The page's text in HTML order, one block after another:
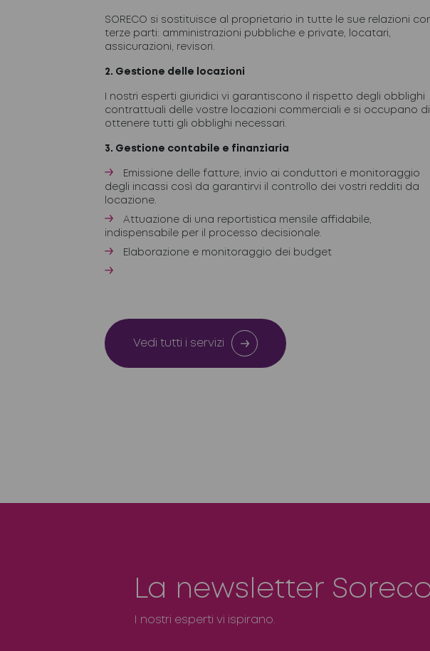
SORECO si sostituisce al proprietario in tutte le sue relazioni
terze parti: amministrazioni pubbliche e private, locatari,
assicurazioni, revisori.
2. Gestione delle locazioni
I nostri esperti giuridici vi garantiscono il rispetto degli obblighi
contrattuali delle vostre locazioni commerciali e si occupano di
ottenere tutti gli obblighi necessari.
3. Gestione contabile e finanziaria
Emissione delle fatture, invio ai conduttori e monitoraggio
degli incassi così da garantirvi il controllo dei vostri redditi da
locazione.
Attuazione di una reportistica mensile affidabile,
indispensabile per il processo decisionale.
Elaborazione e monitoraggio dei budget
Vedi tutti i servizi
La newsletter
I nostri esperti vi ispirano.